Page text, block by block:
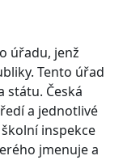
úřadu, jenž
Tento úřad
státu. Česká
a jednotlivé
inspekce
jmenuje a